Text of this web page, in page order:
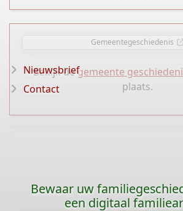
Gemeentegeschiedenis
Bekijk degemeente
plaats.
Nieuwsbrief
Contact
Bewaar uw
een digitaal